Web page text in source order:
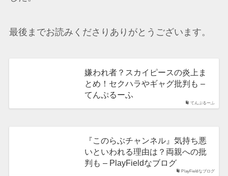
最後までお読みくださりありがとうございます。
てんぷるーふ
嫌われ者？スカイピースの炎上ま
とめ！セクハラやギャグ批判も –
てんぷるーふ
PlayFieldなブログ
『このらぶチャンネル』気持ち悪
いといわれる理由は？両親への批
判も – PlayFieldなブログ